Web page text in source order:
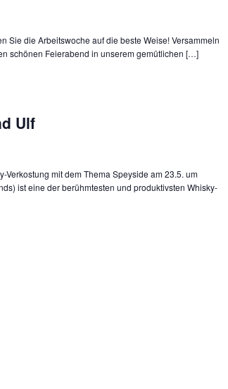
Sie die Arbeitswoche auf die beste Weise! Versammeln
schönen Feierabend in unserem gemütlichen […]
Ulf
mit dem Thema Speyside am 23.5. um
ist eine der berühmtesten und produktivsten Whisky-